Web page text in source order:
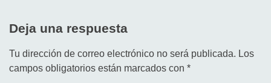
Deja una respuesta
Tu dirección de correo electrónico no será publicada. Los
campos obligatorios están marcados con *